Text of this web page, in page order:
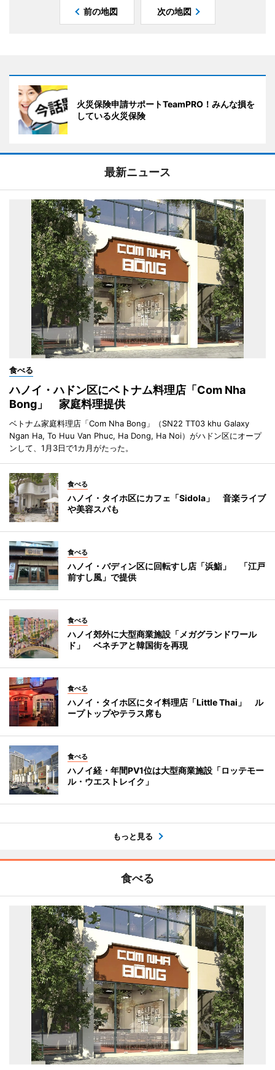
前の地図 次の地図
火災保険申請サポートTeamPRO！みんな損を
している火災保険
最新ニュース
食べる
ハノイ・ハドン区にベトナム料理店「Com Nha
Bong」 家庭料理提供
ベトナム家庭料理店「Com Nha Bong」（SN22 TT03 khu Galaxy
Ngan Ha, To Huu Van Phuc, Ha Dong, Ha Noi）がハドン区にオープ
ンして、1月3日で1カ月がたった。
食べる
ハノイ・タイホ区にカフェ「Sidola」 音楽ライブ
や美容スパも
食べる
ハノイ・バディン区に回転すし店「浜鮨」 「江戸
前すし風」で提供
食べる
ハノイ郊外に大型商業施設「メガグランドワール
ド」 ベネチアと韓国街を再現
食べる
ハノイ・タイホ区にタイ料理店「Little Thai」 ル
ープトップやテラス席も
食べる
ハノイ経・年間PV1位は大型商業施設「ロッテモー
ル・ウエストレイク」
もっと見る
食べる